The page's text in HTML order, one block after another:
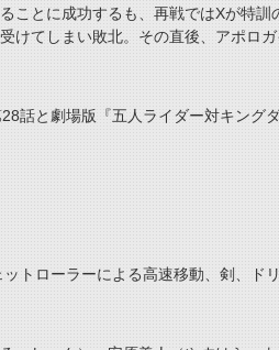
ことに成功するも、再戦ではXが特訓
けてしまい敗北。その直後、アポロガ
話と劇場版『五人ライダー対キング
トローラーによる高速移動、剣、ド